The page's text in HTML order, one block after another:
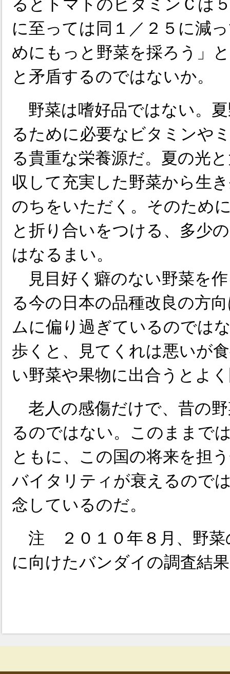
るとトマトのビタミンＣは
に至っては同１／２５に減
めにもっと野菜を採ろう」
と矛盾するのではないか。
野菜は嗜好品ではない。
るために必要なビタミンや
る貴重な栄養源だ。夏の光
収して充実した野菜から生
のちをいただく。そのため
と折り合いをつける、多少
はなるまい。
見目好く癖のない野菜を
る今の日本の品種改良の方
ムに偏り過ぎているのでは
歩くと、見てくれは悪いが
い野菜や果物に出合うとよ
老人の感傷だけで、昔の
るのではない。このままで
ともに、この国の将来を担
バイタリティが衰えるので
念しているのだ。
注 ２０１０年８月、野菜
に向けたバンダイの調査結